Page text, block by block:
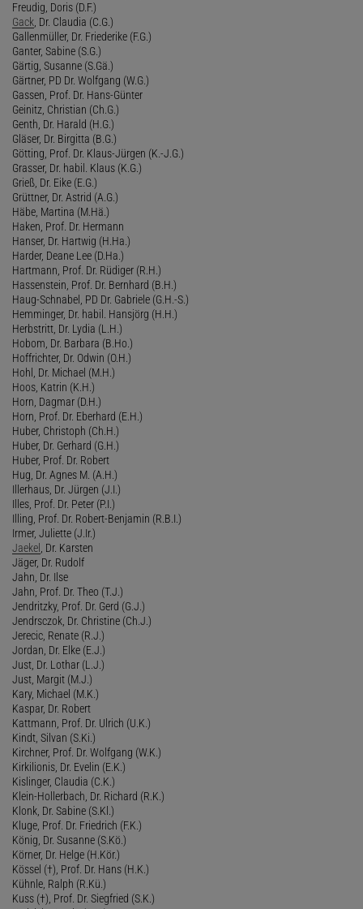
Freudig, Doris (D.F.)
Gack , Dr. Claudia (C.G.)
Gallenmüller, Dr. Friederike (F.G.)
Ganter, Sabine (S.G.)
Gärtig, Susanne (S.Gä.)
Gärtner, PD Dr. Wolfgang (W.G.)
Gassen, Prof. Dr. Hans-Günter
Geinitz, Christian (Ch.G.)
Genth, Dr. Harald (H.G.)
Gläser, Dr. Birgitta (B.G.)
Götting, Prof. Dr. Klaus-Jürgen (K.-J.G.)
Grasser, Dr. habil. Klaus (K.G.)
Grieß, Dr. Eike (E.G.)
Grüttner, Dr. Astrid (A.G.)
Häbe, Martina (M.Hä.)
Haken, Prof. Dr. Hermann
Hanser, Dr. Hartwig (H.Ha.)
Harder, Deane Lee (D.Ha.)
Hartmann, Prof. Dr. Rüdiger (R.H.)
Hassenstein, Prof. Dr. Bernhard (B.H.)
Haug-Schnabel, PD Dr. Gabriele (G.H.-S.)
Hemminger, Dr. habil. Hansjörg (H.H.)
Herbstritt, Dr. Lydia (L.H.)
Hobom, Dr. Barbara (B.Ho.)
Hoffrichter, Dr. Odwin (O.H.)
Hohl, Dr. Michael (M.H.)
Hoos, Katrin (K.H.)
Horn, Dagmar (D.H.)
Horn, Prof. Dr. Eberhard (E.H.)
Huber, Christoph (Ch.H.)
Huber, Dr. Gerhard (G.H.)
Huber, Prof. Dr. Robert
Hug, Dr. Agnes M. (A.H.)
Illerhaus, Dr. Jürgen (J.I.)
Illes, Prof. Dr. Peter (P.I.)
Illing, Prof. Dr. Robert-Benjamin (R.B.I.)
Irmer, Juliette (J.Ir.)
Jaekel , Dr. Karsten
Jäger, Dr. Rudolf
Jahn, Dr. Ilse
Jahn, Prof. Dr. Theo (T.J.)
Jendritzky, Prof. Dr. Gerd (G.J.)
Jendrsczok, Dr. Christine (Ch.J.)
Jerecic, Renate (R.J.)
Jordan, Dr. Elke (E.J.)
Just, Dr. Lothar (L.J.)
Just, Margit (M.J.)
Kary, Michael (M.K.)
Kaspar, Dr. Robert
Kattmann, Prof. Dr. Ulrich (U.K.)
Kindt, Silvan (S.Ki.)
Kirchner, Prof. Dr. Wolfgang (W.K.)
Kirkilionis, Dr. Evelin (E.K.)
Kislinger, Claudia (C.K.)
Klein-Hollerbach, Dr. Richard (R.K.)
Klonk, Dr. Sabine (S.Kl.)
Kluge, Prof. Dr. Friedrich (F.K.)
König, Dr. Susanne (S.Kö.)
Körner, Dr. Helge (H.Kör.)
Kössel (†), Prof. Dr. Hans (H.K.)
Kühnle, Ralph (R.Kü.)
Kuss (†), Prof. Dr. Siegfried (S.K.)